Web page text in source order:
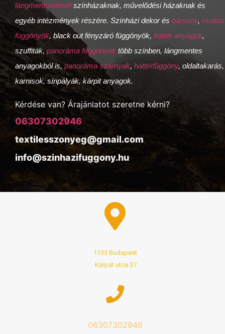
lángmentesítésétszínházaknak, művelődési házaknak és
egyéb intézmények részére. Színházi dekor és bársony, molton
függönyök, black out fényzáró függönyök, háttér anyagok,
szuffiták, panoráma függönyök több színben, lángmentes
anyagokból is,panoráma szárnyak, háttérfüggöny, oldaltakarás,
karnisok, sínpályák, kárpit anyagok.
Kérdése van? Árajánlatot szeretne kérni?
06307302946
textilesszonyeg@gmail.com
info@szinhazifuggony.hu
1133 Budapest
Kárpát utca 37
06307302946